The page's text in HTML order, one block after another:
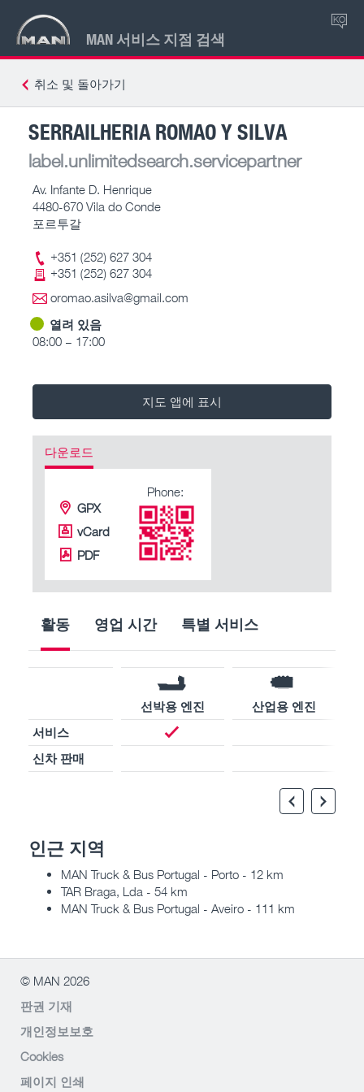
MAN 서비스 지점 검색
KO
취소 및 돌아가기
SERRAILHERIA ROMAO Y SILVA
label.unlimitedsearch.servicepartner
Av. Infante D. Henrique
4480-670 Vila do Conde
포르투갈
+351 (252) 627 304
+351 (252) 627 304
oromao.asilva@gmail.com
열려 있음
08:00 – 17:00
지도 앱에 표시
다운로드
GPX
vCard
PDF
Phone:
활동 영업 시간 특별 서비스
선박용 엔진
산업용 엔진
서비스
신차 판매
인근 지역
MAN Truck & Bus Portugal - Porto - 12 km
TAR Braga, Lda - 54 km
MAN Truck & Bus Portugal - Aveiro - 111 km
© MAN 2026
판권 기재
개인정보보호
Cookies
페이지 인쇄